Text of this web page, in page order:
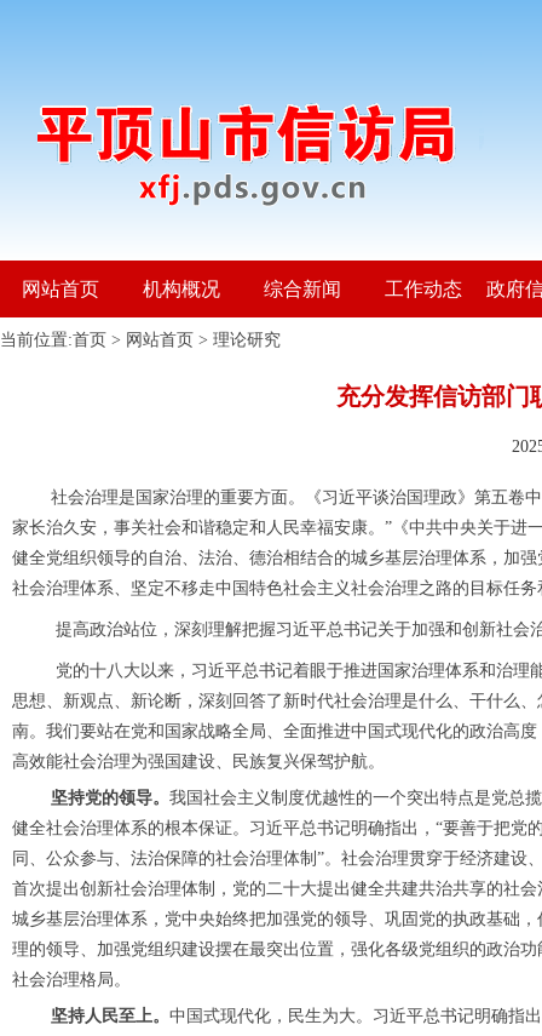
网站首页 机构概况 综合新闻 工作动态 政府
当前位置:首页 > 网站首页 > 理论研究
充分发挥信访部门
社会治理是国家治理的重要方面。《习近平谈治国理政》第五卷
家长治久安，事关社会和谐稳定和人民幸福安康。”《中共中央关于
健全党组织领导的自治、法治、德治相结合的城乡基层治理体系，加
社会治理体系、坚定不移走中国特色社会主义社会治理之路的目标任
提高政治站位，深刻理解把握习近平总书记关于加强和创新社会
党的十八大以来，习近平总书记着眼于推进国家治理体系和治
思想、新观点、新论断，深刻回答了新时代社会治理是什么、干什么
南。我们要站在党和国家战略全局、全面推进中国式现代化的政治高
高效能社会治理为强国建设、民族复兴保驾护航。
坚持党的领导。 我国社会主义制度优越性的一个突出特点是党总
健全社会治理体系的根本保证。习近平总书记明确指出，“要善于把
同、公众参与、法治保障的社会治理体制”。社会治理贯穿于经济建
首次提出创新社会治理体制，党的二十大提出健全共建共治共享的社
城乡基层治理体系，党中央始终把加强党的领导、巩固党的执政基础
理的领导、加强党组织建设摆在最突出位置，强化各级党组织的政治
社会治理格局。
坚持人民至上。 中国式现代化，民生为大。习近平总书记明确指